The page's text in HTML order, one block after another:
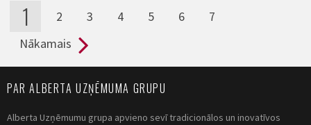
Pages1 2 3 4 5 6
7
Nākamais
PAR ALBERTA UZŅĒMUMA GRUPU
Alberta Uzņēmumu grupa apvieno sevī tradicionālos un inovatīvos